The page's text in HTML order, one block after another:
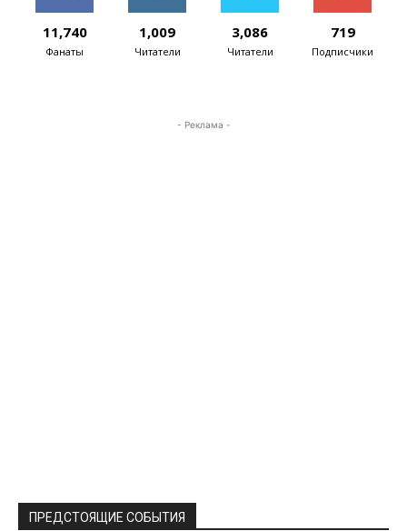
11,740
Фанаты
1,009
Читатели
3,086
Читатели
719
Подписчики
- Реклама -
ПРЕДСТОЯЩИЕ СОБЫТИЯ